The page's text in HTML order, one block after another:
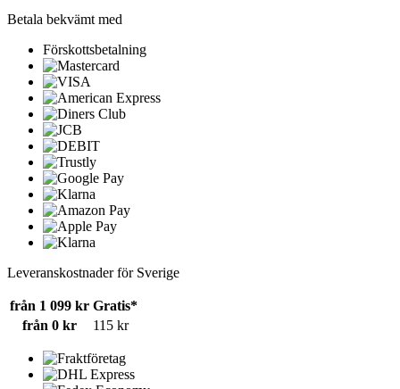
Betala bekvämt med
Förskottsbetalning
Leveranskostnader för Sverige
från 1 099 kr Gratis*
från 0 kr
115 kr